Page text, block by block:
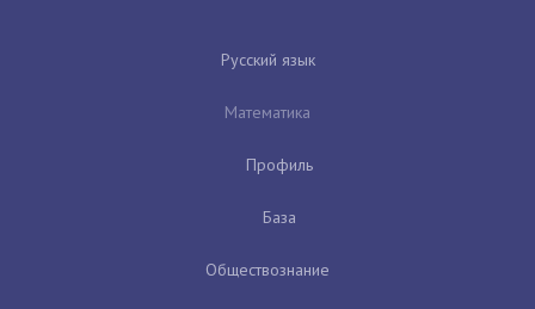
Русский язык
Математика
Профиль
База
Обществознание